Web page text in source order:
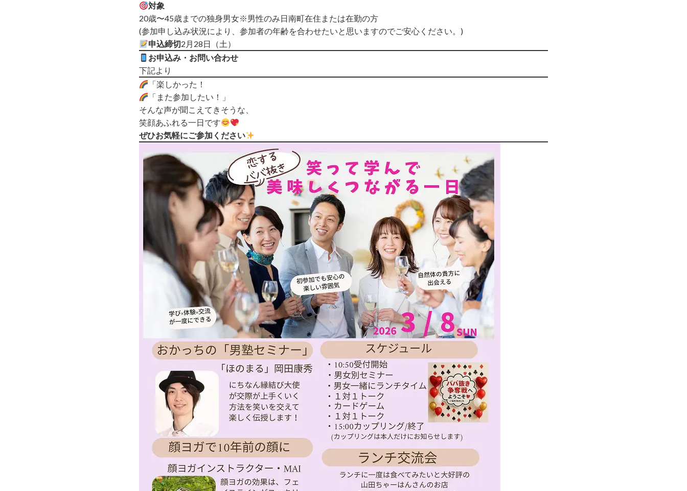
対象
20歳〜45歳までの独身男女※男性のみ日南町在住または在勤の方
(参加申し込み状況により、参加者の年齢を合わせたいと思いますのでご安心ください。)
申込締切2月28日（土）
お申込み・お問い合わせ
下記より
「楽しかった！
「また参加したい！」
そんな声が聞こえてきそうな、
笑顔あふれる一日です
ぜひお気軽にご参加ください